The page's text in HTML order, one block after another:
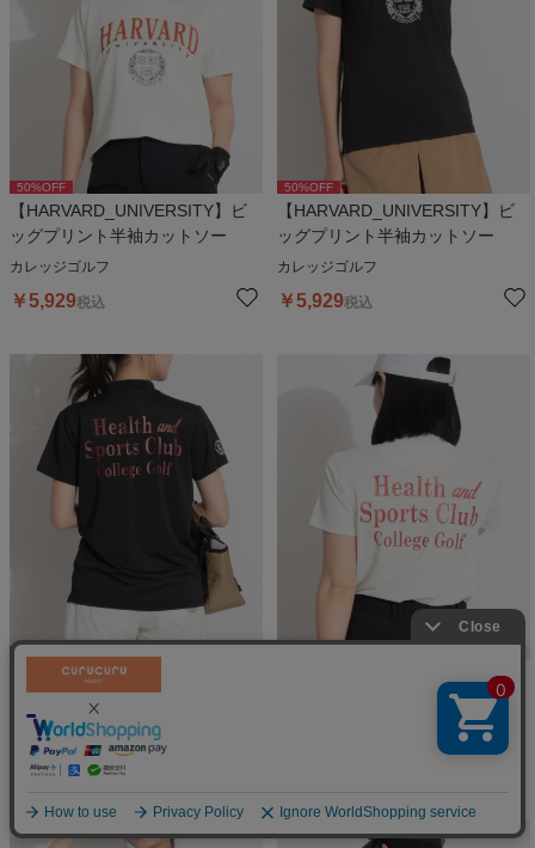
50%OFF
【HARVARD_UNIVERSITY】ビ
ッグプリント半袖カットソー
カレッジゴルフ
￥5,929税込
50%OFF
【HARVARD_UNIVERSITY】ビ
ッグプリント半袖カットソー
カレッジゴルフ
￥5,929税込
【HARVARD_UNIVERSITY】ロ
ゴプリント半袖カットソー
カレッジゴルフ
5,929税込
【HARVARD_UNIVERSITY】ロ
ゴプリント半袖カットソー
絞り込む